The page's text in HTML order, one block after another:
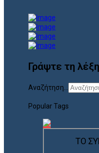
Γράψτε τη
Αναζήτηση...
Popular Tags